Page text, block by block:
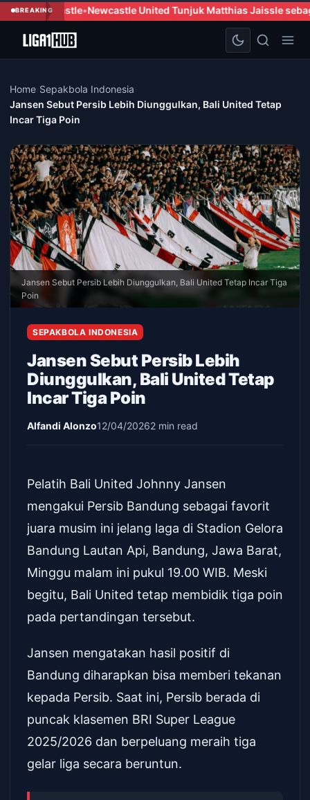
BREAKING
United Tunjuk Matthias Jaissle sebagai Pelatih Kepala Baru
Home Sepakbola Indonesia
Jansen Sebut Persib Lebih Diunggulkan, Bali United Tetap
Incar Tiga Poin
Jansen Sebut Persib Lebih Diunggulkan, Bali United Tetap Incar Tiga
Poin
SEPAKBOLA INDONESIA
Jansen Sebut Persib Lebih
Diunggulkan, Bali United Tetap
Incar Tiga Poin
Alfandi Alonzo12/04/20262 min read
Pelatih Bali United Johnny Jansen
mengakui Persib Bandung sebagai favorit
juara musim ini jelang laga di Stadion Gelora
Bandung Lautan Api, Bandung, Jawa Barat,
Minggu malam ini pukul 19.00 WIB. Meski
begitu, Bali United tetap membidik tiga poin
pada pertandingan tersebut.
Jansen mengatakan hasil positif di
Bandung diharapkan bisa memberi tekanan
kepada Persib. Saat ini, Persib berada di
puncak klasemen BRI Super League
2025/2026 dan berpeluang meraih tiga
gelar liga secara beruntun.